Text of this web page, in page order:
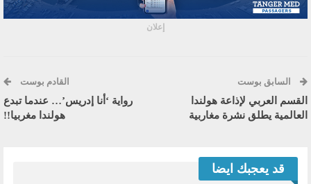
إعلان
السابق بوست
القسم العربي لإذاعة هولندا
العالمية يطلق نشرة مغاربية
القادم بوست
رواية ‘أنا إدريس’… عندما تبدع
هولندا مغربيا!!
قد يعجبك ايضا